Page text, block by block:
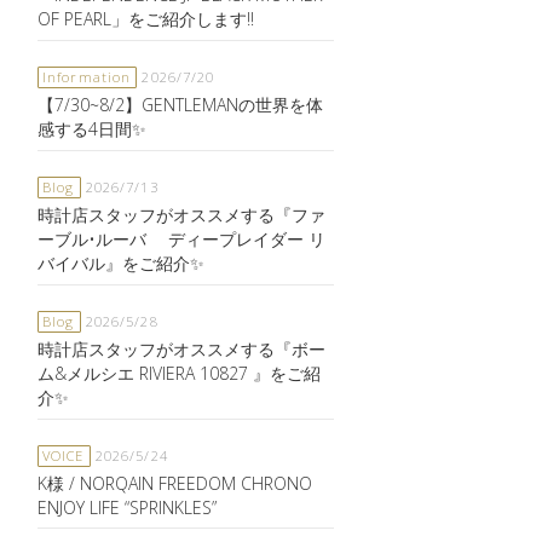
OF PEARL」をご紹介します‼️
Information 2026/7/20
【7/30~8/2】GENTLEMANの世界を体
感する4日間✨
Blog 2026/7/13
時計店スタッフがオススメする『ファ
ーブル•ルーバ ディープレイダー リ
バイバル』をご紹介✨
Blog 2026/5/28
時計店スタッフがオススメする『ボー
ム&メルシエ RIVIERA 10827 』をご紹
介✨
VOICE 2026/5/24
K様 / NORQAIN FREEDOM CHRONO
ENJOY LIFE “SPRINKLES”